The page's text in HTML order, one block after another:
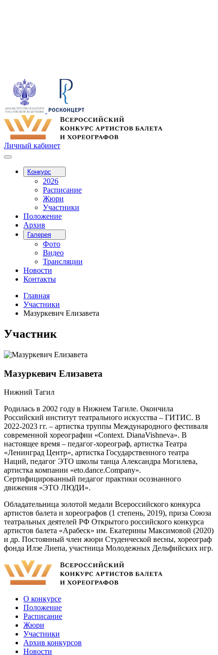
Личный кабинет
Конкурс
2026
Расписание
Жюри
Участники
Положение
Архив
Галерея
Фото
Видео
Трансляции
Новости
Контакты
Главная
Участники
Мазуркевич Елизавета
Участник
Мазуркевич Елизавета
Нижний Тагил
Родилась в 2002 году в Нижнем Тагиле. Окончила
Российский институт театрального искусства – ГИТИС. В
2022-2023 гг. – артистка труппы Международного фестиваля
современной хореографии «Context. DianaVishneva». В
настоящее время – педагог-хореограф, артистка Театра
«Ленинград Центр», артистка Государственного театра
Наций, педагог ЭТО школы танца Александра Могилева,
артистка компании «eto.dance.Company».
Сертифицированный педагог практики осознанного
движения «ЭТО ЛЮДИ».
Обладательница золотой медали Всероссийского конкурса
артистов балета и хореографов (1 степень, 2019), приза Союза
театральных деятелей РФ Открытого российского конкурса
артистов балета «Арабеск» им. Екатерины Максимовой (2020)
и др. Постоянный член жюри Студенческой весны, хореограф
фонда Илзе Лиепа, участница Молодежных Дельфийских игр.
О конкурсе
Положение
Расписание
Жюри
Участники
Архив конкурсов
Новости